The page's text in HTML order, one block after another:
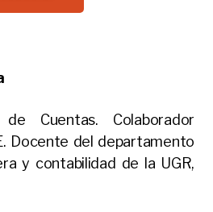
de Cuentas. Colaborador
Docente del departamento
y contabilidad de la UGR,